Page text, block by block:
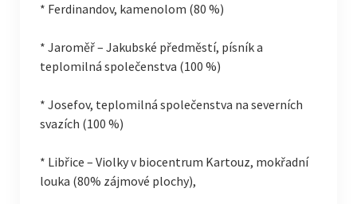
* Ferdinandov, kamenolom (80 %)
* Jaroměř – Jakubské předměstí, písník a
teplomilná společenstva (100 %)
* Josefov, teplomilná společenstva na severních
svazích (100 %)
* Libřice – Violky v biocentrum Kartouz, mokřadní
louka (80% zájmové plochy),